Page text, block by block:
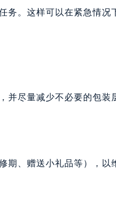
务。这样可以在紧急情况
并尽量减少不必要的包装
期、赠送小礼品等），以